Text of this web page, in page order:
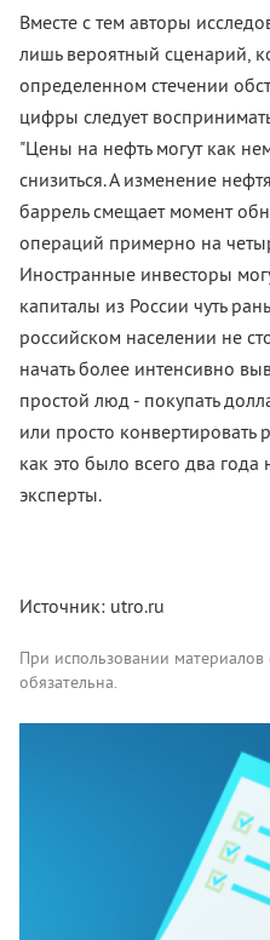
Вместе с тем авторы
лишь вероятный сценарий,
определенном стечении
цифры следует
"Цены на нефть могут как
снизиться. А изменение
баррель смещает момент
операций примерно на
Иностранные инвесторы
капиталы из России чуть
российском населении не
начать более интенсивно
простой люд - покупать
или просто
как это было всего два
эксперты.
Источник: utro.ru
При использовании материалов
обязательна.